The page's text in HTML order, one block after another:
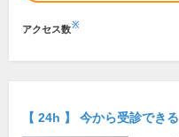
アクセス数※
【 24h 】 今から受診できる